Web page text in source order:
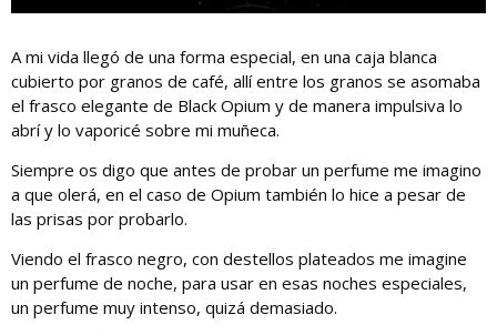
A mi vida llegó de una forma especial, en una caja blanca
cubierto por granos de café, allí entre los granos se asomaba
el frasco elegante de Black Opium y de manera impulsiva lo
abrí y lo vaporicé sobre mi muñeca.
Siempre os digo que antes de probar un perfume me imagino
a que olerá, en el caso de Opium también lo hice a pesar de
las prisas por probarlo.
Viendo el frasco negro, con destellos plateados me imagine
un perfume de noche, para usar en esas noches especiales,
un perfume muy intenso, quizá demasiado.